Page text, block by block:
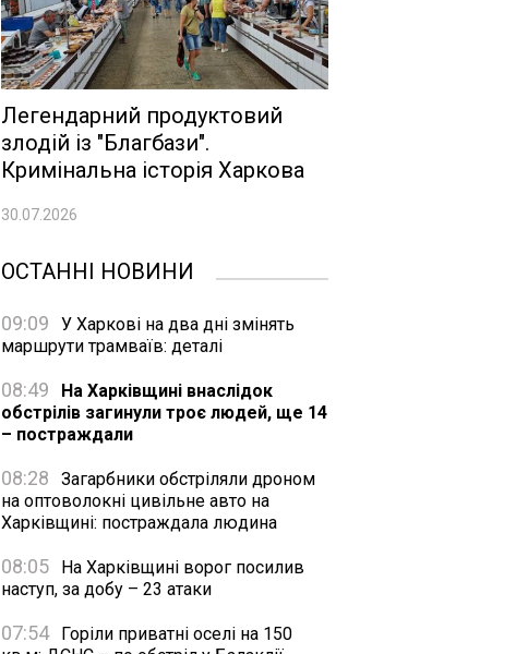
Легендарний продуктовий
злодій із "Благбази".
Кримінальна історія Харкова
30.07.2026
ОСТАННІ НОВИНИ
09:09
У Харкові на два дні змінять
маршрути трамваїв: деталі
08:49
На Харківщині внаслідок
обстрілів загинули троє людей, ще 14
– постраждали
08:28
Загарбники обстріляли дроном
на оптоволокні цивільне авто на
Харківщині: постраждала людина
08:05
На Харківщині ворог посилив
наступ, за добу – 23 атаки
07:54
Горіли приватні оселі на 150